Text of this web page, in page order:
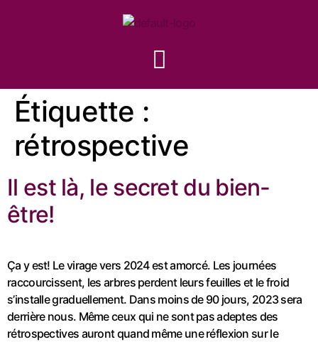
Étiquette :
rétrospective
Il est là, le secret du bien-
être!
Ça y est! Le virage vers 2024 est amorcé. Les journées
raccourcissent, les arbres perdent leurs feuilles et le froid
s’installe graduellement. Dans moins de 90 jours, 2023 sera
derrière nous. Même ceux qui ne sont pas adeptes des
rétrospectives auront quand même une réflexion sur le